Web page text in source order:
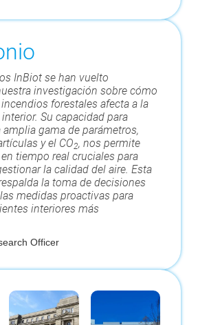
InBiot se han vuelto
investigación sobre cómo
forestales afecta a la
Su capacidad para
gama de parámetros,
y el CO2, nos permite
tiempo real cruciales para
la calidad del aire. Esta
la toma de decisiones
medidas proactivas para
interiores más
Officer